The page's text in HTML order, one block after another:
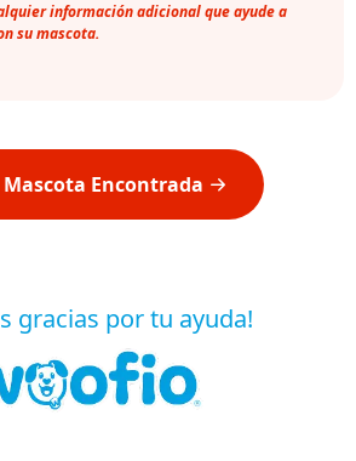
información adicional que ayude a
su mascota.
Encontrada
gracias por tu ayuda!